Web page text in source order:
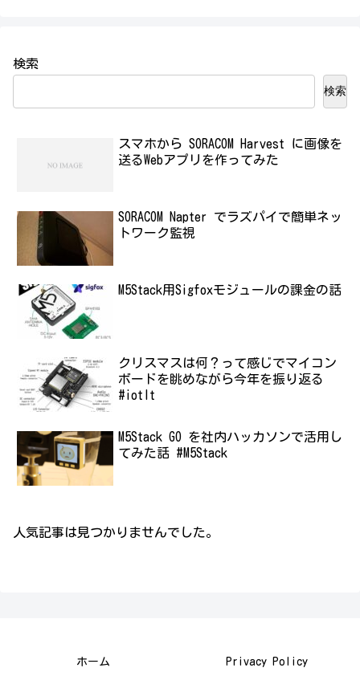
検索
検索
スマホから SORACOM Harvest に画像を
送るWebアプリを作ってみた
SORACOM Napter でラズパイで簡単ネッ
トワーク監視
M5Stack用Sigfoxモジュールの課金の話
クリスマスは何？って感じでマイコン
ボードを眺めながら今年を振り返る
#iotlt
M5Stack GO を社内ハッカソンで活用し
てみた話 #M5Stack
人気記事は見つかりませんでした。
ホーム Privacy Policy